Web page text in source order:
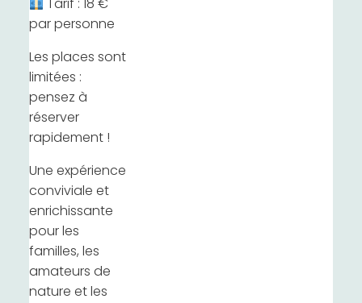
Tarif : 18 €
par personne
Les places sont
limitées :
pensez à
réserver
rapidement !
Une expérience
conviviale et
enrichissante
pour les
familles, les
amateurs de
nature et les